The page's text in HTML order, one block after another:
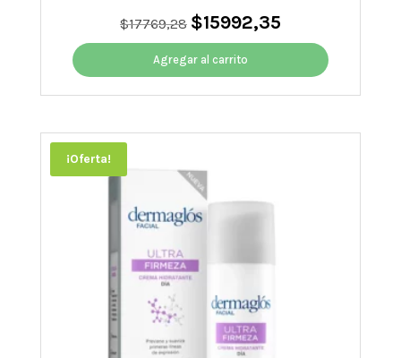
$17769,28 El
precio
original
era:
$17769,28.
$15992,35El
precio
es:
$15992,35.
Agregar al carrito
¡Oferta!